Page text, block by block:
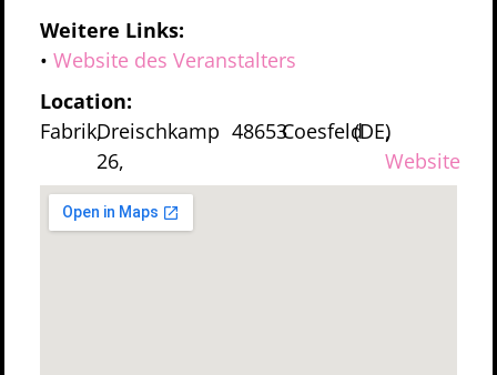
Weitere Links:
• Website des Veranstalters
Location:
Fabrik,Dreischkamp
26,
48653Coesfeld(DE)
,
Website